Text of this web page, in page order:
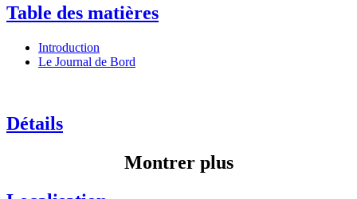
Table des matières
Introduction
Le Journal de Bord
Détails
Montrer plus